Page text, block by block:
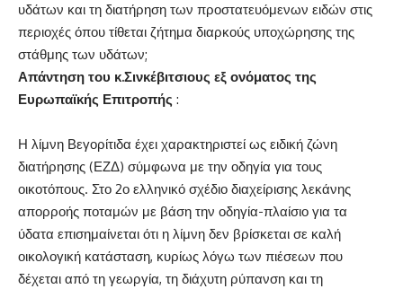
υδάτων και τη διατήρηση των προστατευόμενων ειδών στις
περιοχές όπου τίθεται ζήτημα διαρκούς υποχώρησης της
στάθμης των υδάτων;
Απάντηση του κ.Σινκέβιτσιους εξ ονόματος της
Ευρωπαϊκής Επιτροπής :
Η λίμνη Βεγορίτιδα έχει χαρακτηριστεί ως ειδική ζώνη
διατήρησης (ΕΖΔ) σύμφωνα με την οδηγία για τους
οικοτόπους. Στο 2ο ελληνικό σχέδιο διαχείρισης λεκάνης
απορροής ποταμών με βάση την οδηγία-πλαίσιο για τα
ύδατα επισημαίνεται ότι η λίμνη δεν βρίσκεται σε καλή
οικολογική κατάσταση, κυρίως λόγω των πιέσεων που
δέχεται από τη γεωργία, τη διάχυτη ρύπανση και τη